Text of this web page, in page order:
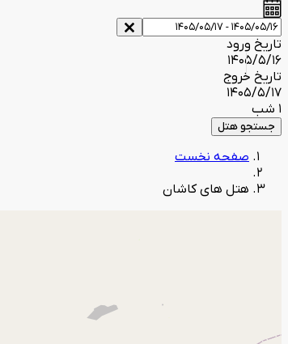
تاریخ ورود
1405/5/16
تاریخ خروج
1405/5/17
1 شب
جستجو هتل
صفحه نخست
هتل های کاشان